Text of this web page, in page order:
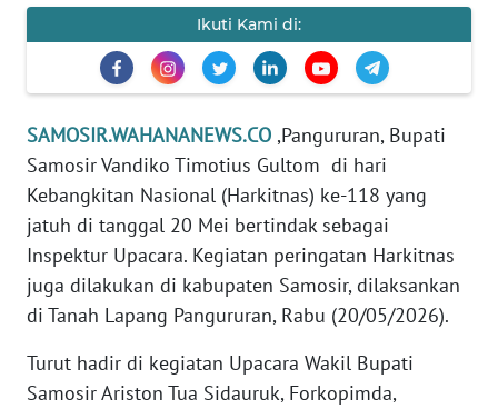
Ikuti Kami di:
SAMOSIR.WAHANANEWS.CO ,Pangururan, Bupati
Samosir Vandiko Timotius Gultom di hari
Kebangkitan Nasional (Harkitnas) ke-118 yang
jatuh di tanggal 20 Mei bertindak sebagai
Inspektur Upacara. Kegiatan peringatan Harkitnas
juga dilakukan di kabupaten Samosir, dilaksankan
di Tanah Lapang Pangururan, Rabu (20/05/2026).
Turut hadir di kegiatan Upacara Wakil Bupati
Samosir Ariston Tua Sidauruk, Forkopimda,
Wahana
SUMUT
WN
JAKARTA
JABAR
WN
BANTEN